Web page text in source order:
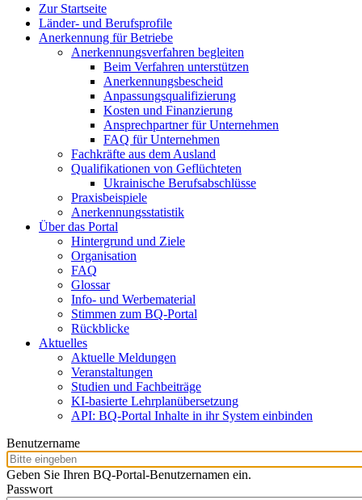
Zur Startseite
Länder- und Berufsprofile
Anerkennung für Betriebe
Anerkennungsverfahren begleiten
Beim Verfahren unterstützen
Anerkennungsbescheid
Anpassungsqualifizierung
Kosten und Finanzierung
Ansprechpartner für Unternehmen
FAQ für Unternehmen
Fachkräfte aus dem Ausland
Qualifikationen von Geflüchteten
Ukrainische Berufsabschlüsse
Praxisbeispiele
Anerkennungsstatistik
Über das Portal
Hintergrund und Ziele
Organisation
FAQ
Glossar
Info- und Werbematerial
Stimmen zum BQ-Portal
Rückblicke
Aktuelles
Aktuelle Meldungen
Veranstaltungen
Studien und Fachbeiträge
KI-basierte Lehrplanübersetzung
API: BQ-Portal Inhalte in ihr System einbinden
Benutzername
Geben Sie Ihren BQ-Portal-Benutzernamen ein.
Passwort